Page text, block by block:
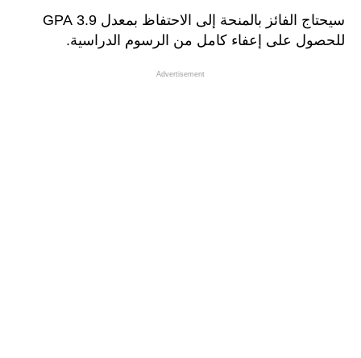
سيحتاج الفائز بالمنحة إلى الاحتفاظ بمعدل 3.9 GPA
للحصول على إعفاء كامل من الرسوم الدراسية.
Advertisement